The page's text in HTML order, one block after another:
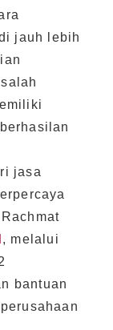
jauh lebih
jasa
, melalui
bantuan